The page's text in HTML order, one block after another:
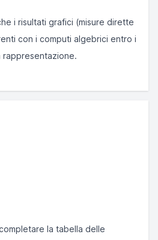
i risultati grafici (misure dirette
con i computi algebrici entro i
rappresentazione.
la tabella delle